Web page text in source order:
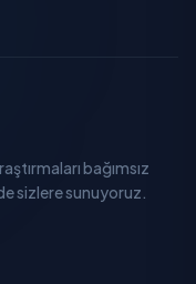
bağımsız
sizlere sunuyoruz.